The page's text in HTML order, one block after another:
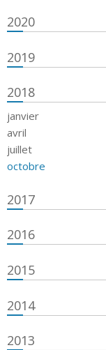
2020
2019
2018
janvier
avril
juillet
octobre
2017
2016
2015
2014
2013